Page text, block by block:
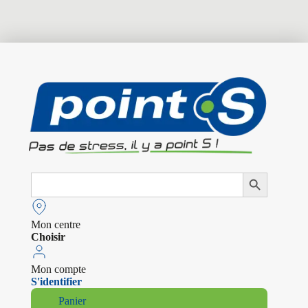
Search
Search Button
Mon centre
Choisir
Mon compte
S'identifier
Panier